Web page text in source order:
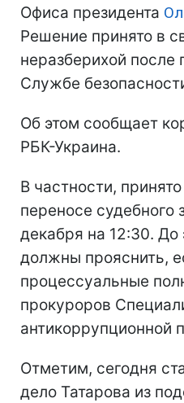
Офиса президента
Решение принято в
неразберихой после
Службе
Об этом сообщает
РБК-Украина.
В частности,
переносе судебного
декабря на 12:30. До
должны прояснить,
процессуальные
прокуроров
антикоррупционной
Отметим, сегодня
дело Татарова из